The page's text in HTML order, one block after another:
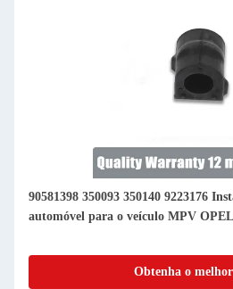
90581398 350093 350140 9223176
automóvel para o veículo MPV
Obtenha o